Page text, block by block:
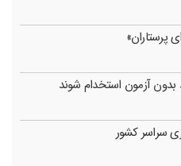
پرستاران»
بدون آزمون استخدام شوند
سراسر کشور